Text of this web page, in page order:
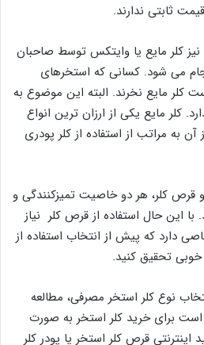
ثابتی ندارند.
نیز کلر مایع یا وایتکس توسط صاحبان
می شود. کسانی که استخرهای
کلر مایع نخرند. البته این موضوع به
کلر مایع یکی از ارزان ترین انواع
به مراتب از استفاده از کلر پودری
قرص کلر، هر دو خاصیت تمیزکنندگی و
این حال استفاده از قرص کلر نیاز
دارد که پیش از انتخاب استفاده از
خوبی تحقیق کنید.
نوع کلر استخر مصرفی، مطالعه
برای خرید کلر استخر به صورت
قرص کلر استخر یا پودر کلر